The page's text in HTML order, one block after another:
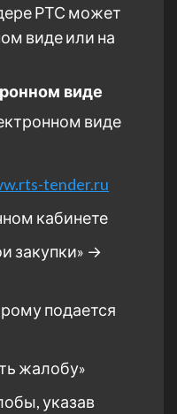
РТС может
виде или на
виде
виде
tender.ru
кабинете
закупки» →
подается
жалобу»
указав